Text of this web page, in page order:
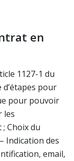
en
1127-1 du
pour
pour pouvoir
les
Choix du
Indication des
email,